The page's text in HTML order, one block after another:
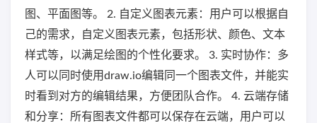
图、平面图等。 2. 自定义图表元素：用户可以根据自
己的需求，自定义图表元素，包括形状、颜色、文本
样式等，以满足绘图的个性化要求。 3. 实时协作：多
人可以同时使用draw.io编辑同一个图表文件，并能实
时看到对方的编辑结果，方便团队合作。 4. 云端存储
和分享：所有图表文件都可以保存在云端，用户可以